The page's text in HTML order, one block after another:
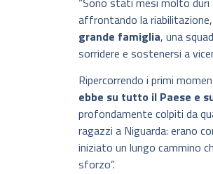
affrontando la
grande famiglia, una
sorridere e sostenersi a
Ripercorrendo i primi
ebbe su tutto il Paese e
profondamente colpiti da
ragazzi a Niguarda: erano
iniziato un lungo cammino
sforzo”.